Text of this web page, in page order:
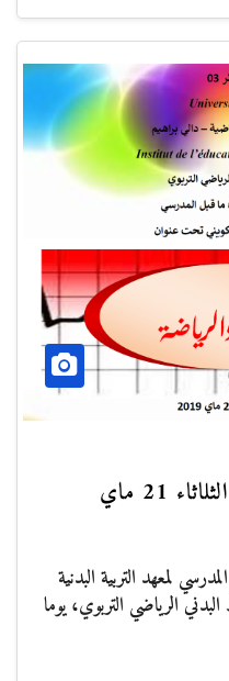
يوم دراسي وطني تكويني: الثلاثاء 21 ماي
لمعهد التربية البدنية
الرياضي التربوي، يوما